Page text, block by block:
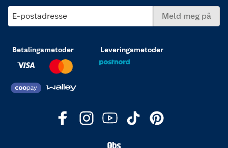
E-postadresse Meld meg på
Betalingsmetoder Leveringsmetoder